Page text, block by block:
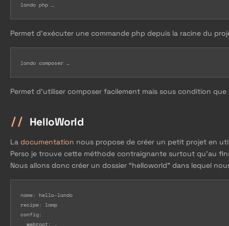
lando php …
Permet d'exécuter une commande php depuis la racine du
lando composer …
Permet d'utiliser composer facilement mais sous condition
HelloWorld
La documentation nous propose de créer un petit projet en
Perso je trouve cette méthode contraignante surtout qu’au
Nous allons donc créer un dossier “helloworld” dans lequel
name: hello-lando
recipe: lamp
config:
  webroot: .